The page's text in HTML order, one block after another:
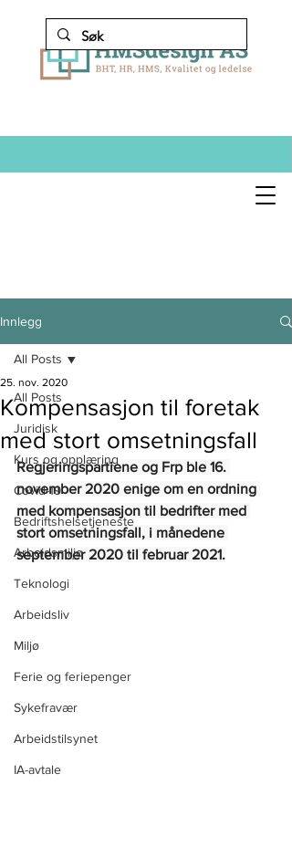
Innlegg
All Posts
Juridisk
Kurs og opplæring
Covid-19
Bedriftshelsetjeneste
Arbeidsmiljø
Teknologi
Arbeidsliv
Miljø
Ferie og feriepenger
Sykefravær
Arbeidstilsynet
IA-avtale
All Posts
Kompensasjon til foretak
med stort omsetningsfall
25. nov. 2020
Regjeringspartiene og Frp ble 16.
november 2020 enige om en ordning
med kompensasjon til bedrifter med
stort omsetningsfall, i månedene
september 2020 til februar 2021.